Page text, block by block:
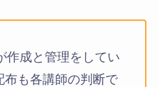
作成と管理をしてい
布も各講師の判断で